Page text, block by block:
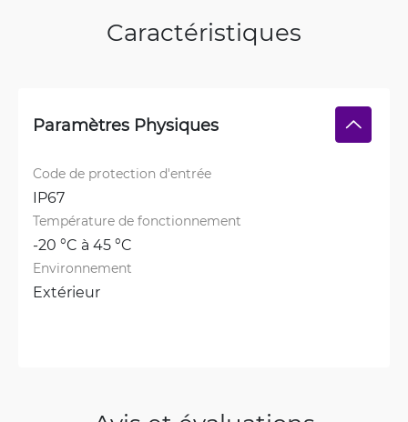
Caractéristiques
Paramètres Physiques
Code de protection d'entrée
IP67
Température de fonctionnement
-20 °C à 45 °C
Environnement
Extérieur